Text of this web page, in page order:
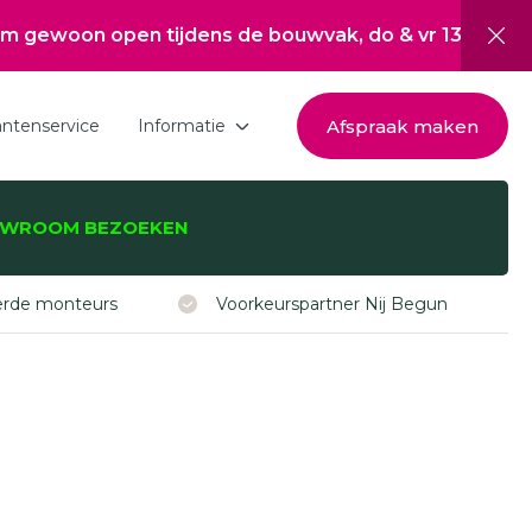
tijdens de bouwvak, do & vr 13:00 tot 17:00, za
Informatie
Nieuwsoverzicht
Afspraak maken
BEZOEKEN
monteurs Voorkeurspartner Nij Begun
-deuren,